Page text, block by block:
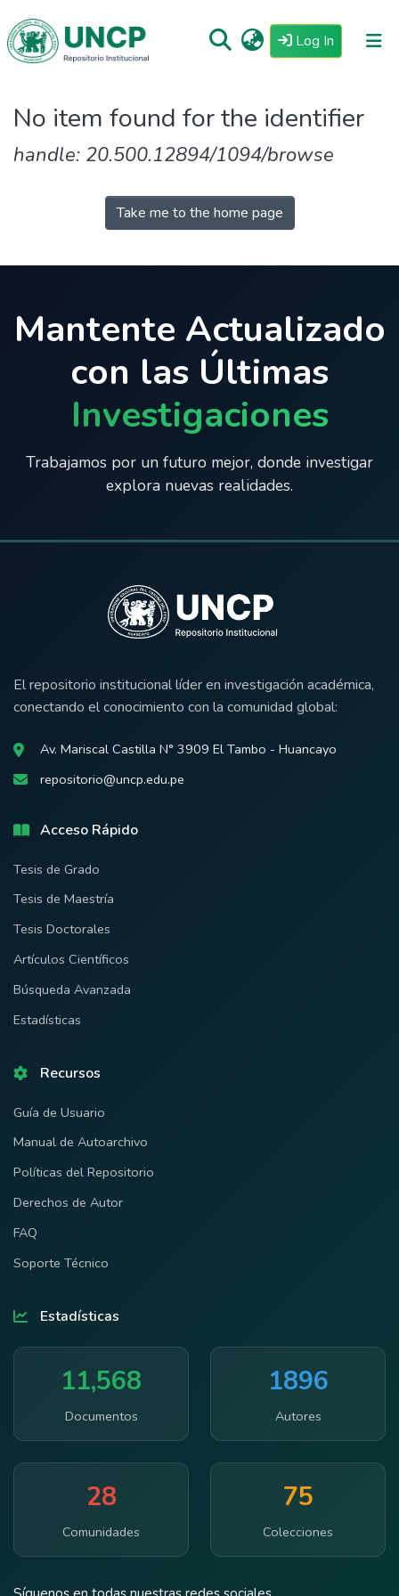
Log In (current)
Repositorio
Estadisticas
No item found for the identifier
handle: 20.500.12894/1094/browse
Take me to the home page
Mantente Actualizado
con las Últimas
Investigaciones
Trabajamos por un futuro mejor, donde investigar
explora nuevas realidades.
El repositorio institucional líder en investigación académica,
conectando el conocimiento con la comunidad global:
Av. Mariscal Castilla N° 3909 El Tambo - Huancayo
repositorio@uncp.edu.pe
Acceso Rápido
Tesis de Grado
Tesis de Maestría
Tesis Doctorales
Artículos Científicos
Búsqueda Avanzada
Estadísticas
Recursos
Guía de Usuario
Manual de Autoarchivo
Políticas del Repositorio
Derechos de Autor
FAQ
Soporte Técnico
Estadísticas
11,568
Documentos
1896
Autores
28
Comunidades
75
Colecciones